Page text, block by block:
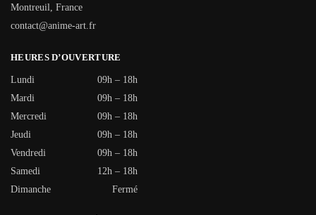
Montreuil, France
contact@anime-art.fr
HEURES D’OUVERTURE
Lundi
09h – 18h
Mardi
09h – 18h
Mercredi
09h – 18h
Jeudi
09h – 18h
Vendredi
09h – 18h
Samedi
12h – 18h
Dimanche
Fermé